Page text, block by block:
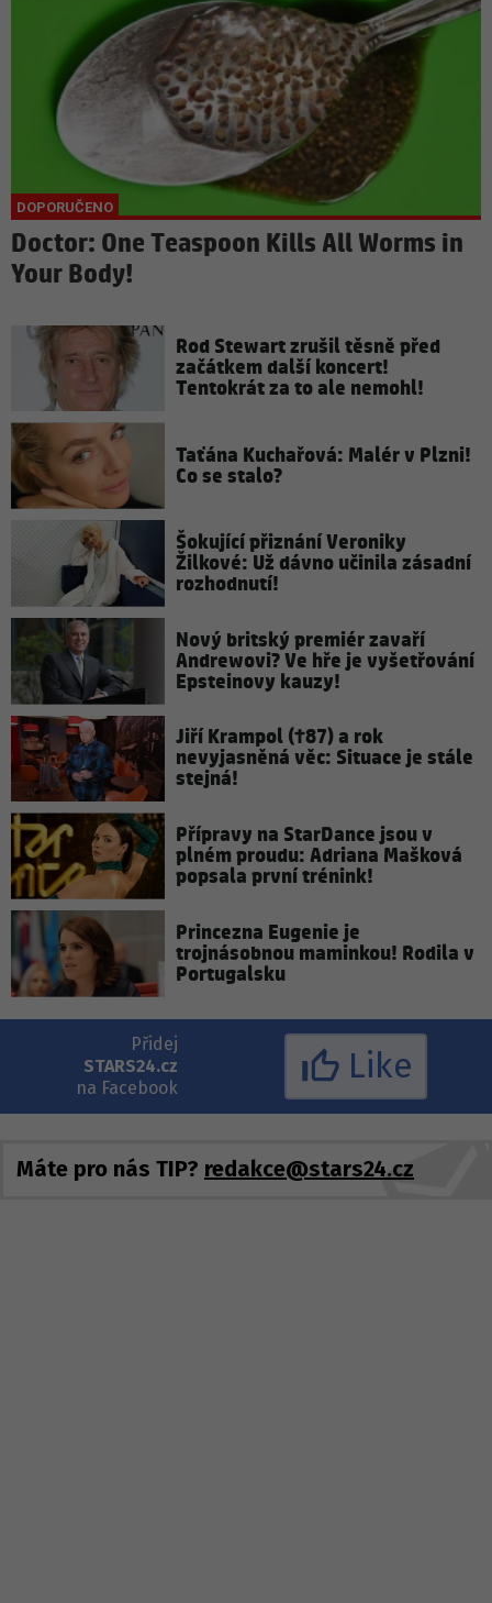
Doctor: One Teaspoon Kills All Worms in
Your Body!
Rod Stewart zrušil těsně před
začátkem další koncert!
Tentokrát za to ale nemohl!
Taťána Kuchařová: Malér v Plzni!
Co se stalo?
Šokující přiznání Veroniky
Žilkové: Už dávno učinila zásadní
rozhodnutí!
Nový britský premiér zavaří
Andrewovi? Ve hře je vyšetřování
Epsteinovy kauzy!
Jiří Krampol (†87) a rok
nevyjasněná věc: Situace je stále
stejná!
Přípravy na StarDance jsou v
plném proudu: Adriana Mašková
popsala první trénink!
Princezna Eugenie je
trojnásobnou maminkou! Rodila v
Portugalsku
Přidej
STARS24.cz
na Facebook
Like
Máte pro nás TIP? redakce@stars24.cz